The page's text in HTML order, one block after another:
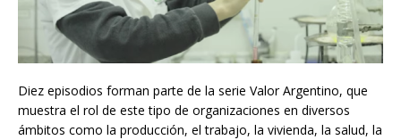
Diez episodios forman parte de la serie Valor Argentino, que
muestra el rol de este tipo de organizaciones en diversos
ámbitos como la producción, el trabajo, la vivienda, la salud, la